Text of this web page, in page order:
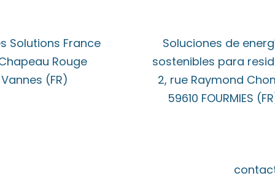
Solutions France
Rouge
(FR)
Soluciones de
sostenibles para
2, rue Raymond
59610 FOURMIES